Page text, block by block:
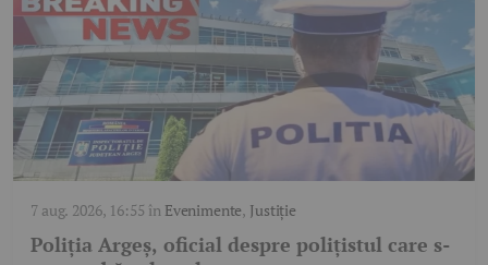
7 aug. 2026, 16:55 în Evenimente, Justiție
Poliția Argeș, oficial despre polițistul care s-